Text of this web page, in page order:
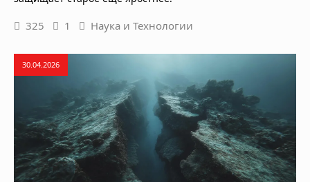
325 1 Наука и Технологии
30.04.2026